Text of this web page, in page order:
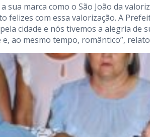
sua marca como o São João da
felizes com essa valorização. A
cidade e nós tivemos a alegria de
ao mesmo tempo, romântico”,